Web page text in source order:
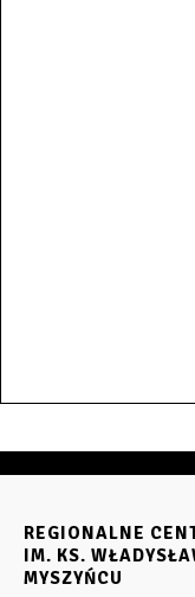
REGIONALNE
IM. KS.
MYSZYŃCU